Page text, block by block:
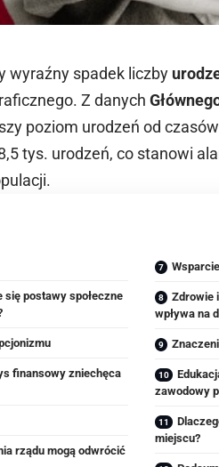
wyraźny spadek liczby
Z danych
poziom urodzeń od
tys. urodzeń, co stanowi
postawy społeczne
finansowy zniechęca
rządu mogą odwrócić
Zdrowie
wpływa na
zawodowy
miejscu?